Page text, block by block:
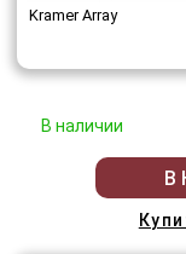
Kramer Array
В наличии
В